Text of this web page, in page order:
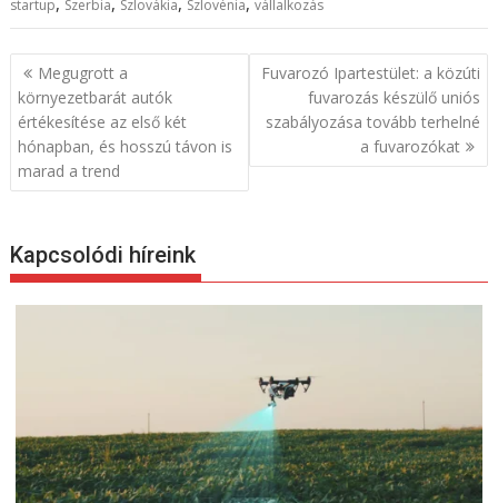
startup Szerbia Szlovákia Szlovénia vállalkozás
B
e
e
g
z
é
s
g
á
Megugrott a
környezetbarát autók
értékesítése az első két
hónapban, és hosszú távon is
marad a trend
Fuvarozó Ipartestület: a közúti
fuvarozás készülő uniós
szabályozása tovább terhelné
a fuvarozókat
Kapcsolódi híreink